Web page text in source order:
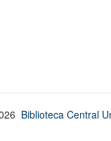
Biblioteca Central